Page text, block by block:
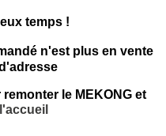
temps !
n'est plus en vente
le MEKONG et
l'accueil